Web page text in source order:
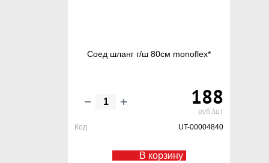
Соед шланг г/ш 80см monoflex*
188
руб./шт
Код
UT-00004840
В корзину